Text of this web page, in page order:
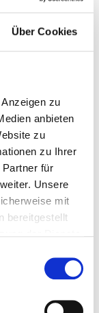
Über Cookies
zu
anbieten
zu
zu Ihrer
für
Unsere
mit
bereitgestellt
dem Spiel